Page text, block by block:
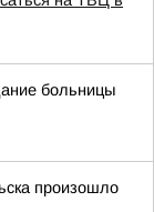
больницы
произошло